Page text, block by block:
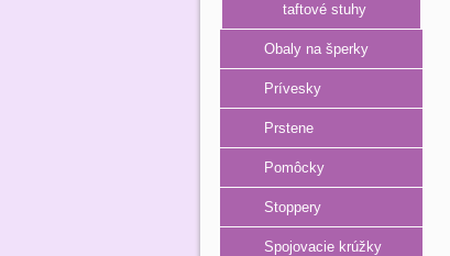
taftové stuhy
Obaly na šperky
Prívesky
Prstene
Pomôcky
Stoppery
Spojovacie krúžky